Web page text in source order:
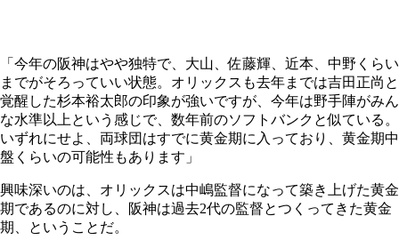
「今年の阪神はやや独特で、大山、佐藤輝、近本、中野くらい
までがそろっていい状態。オリックスも去年までは吉田正尚と
覚醒した杉本裕太郎の印象が強いですが、今年は野手陣がみん
な水準以上という感じで、数年前のソフトバンクと似ている。
いずれにせよ、両球団はすでに黄金期に入っており、黄金期中
盤くらいの可能性もあります」
興味深いのは、オリックスは中嶋監督になって築き上げた黄金
期であるのに対し、阪神は過去2代の監督とつくってきた黄金
期、ということだ。